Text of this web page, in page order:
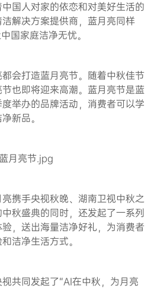
国人对家的依恋和对美好生活的
解决方案提供商，蓝月亮同样
国家庭洁净无忧。
会打造蓝月亮节。随着中秋佳节
也即将迎来高潮。蓝月亮节是蓝
举办的品牌活动，消费者可以学
新品。
携手央视秋晚、湖南卫视中秋之
秋盛典的同时，还发起了一系列
，送出海量洁净好礼，为消费者
洁净生活方式。
共同发起了“AI在中秋，为月亮